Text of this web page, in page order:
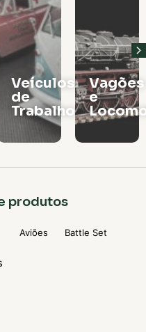
Veículos
de
Trabalho
Vagões
e
produtos
Aviões Battle Set